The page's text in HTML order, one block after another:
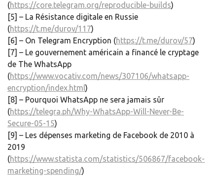
(https://core.telegram.org/reproducible-builds)
[5] – La Résistance digitale en Russie
(https://t.me/durov/117)
[6] – On Telegram Encryption (https://t.me/durov/57)
[7] – Le gouvernement américain a financé le cryptage
de The WhatsApp
(https://www.vocativ.com/news/307106/whatsapp-
encryption/index.html)
[8] – Pourquoi WhatsApp ne sera jamais sûr
(https://telegra.ph/Why-WhatsApp-Will-Never-Be-
Secure-05-15)
[9] – Les dépenses marketing de Facebook de 2010 à
2019
(https://www.statista.com/statistics/506867/facebook-
marketing-spending/)